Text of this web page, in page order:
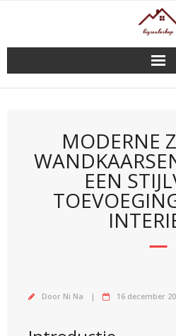
MODERNE
EEN
Door Ni Na 16 december